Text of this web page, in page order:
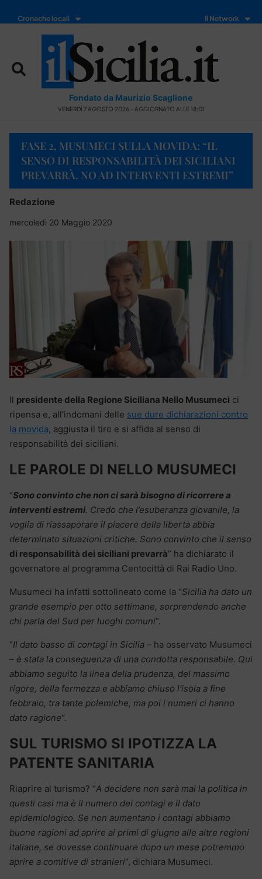
Cronache locali Il Network
Fondato da Maurizio Scaglione
VENERDÌ 7 AGOSTO 2026 - AGGIORNATO ALLE 18:01
FASE 2, MUSUMECI SULLA MOVIDA: “IL
SENSO DI RESPONSABILITÀ DEI SICILIANI
PREVARRÀ. NO AD INTERVENTI ESTREMI”
Redazione
mercoledì 20 Maggio 2020
Il presidente della Regione Siciliana Nello Musumeci ci
ripensa e, all’indomani delle sue dure dichiarazioni contro
la movida, aggiusta il tiro e si affida al senso di
responsabilità dei siciliani.
LE PAROLE DI NELLO MUSUMECI
“Sono convinto che non ci sarà bisogno di ricorrere a
interventi estremi. Credo che l’esuberanza giovanile, la
voglia di riassaporare il piacere della libertà abbia
determinato situazioni critiche. Sono convinto che il senso
di responsabilità dei siciliani prevarrà” ha dichiarato il
governatore al programma Centocittà di Rai Radio Uno.
Musumeci ha infatti sottolineato come la “Sicilia ha dato un
grande esempio per otto settimane, sorprendendo anche
chi parla del Sud per luoghi comuni“.
“Il dato basso di contagi in Sicilia – ha osservato Musumeci
– è stata la conseguenza di una condotta responsabile. Qui
abbiamo seguito la linea della prudenza, del massimo
rigore, della fermezza e abbiamo chiuso l’isola a fine
febbraio, tra tante polemiche, ma poi i numeri ci hanno
dato ragione“.
SUL TURISMO SI IPOTIZZA LA
PATENTE SANITARIA
Riaprire al turismo? “A decidere non sarà mai la politica in
questi casi ma è il numero dei contagi e il dato
epidemiologico. Se non aumentano i contagi abbiamo
buone ragioni ad aprire ai primi di giugno alle altre regioni
italiane, se dovesse continuare dopo un mese potremmo
aprire a comitive di stranieri“, dichiara Musumeci.